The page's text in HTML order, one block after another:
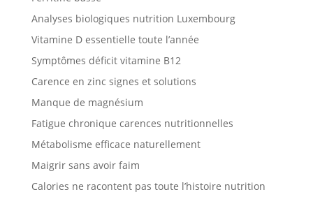
Analyses biologiques nutrition Luxembourg
Vitamine D essentielle toute l’année
Symptômes déficit vitamine B12
Carence en zinc signes et solutions
Manque de magnésium
Fatigue chronique carences nutritionnelles
Métabolisme efficace naturellement
Maigrir sans avoir faim
Calories ne racontent pas toute l’histoire nutrition